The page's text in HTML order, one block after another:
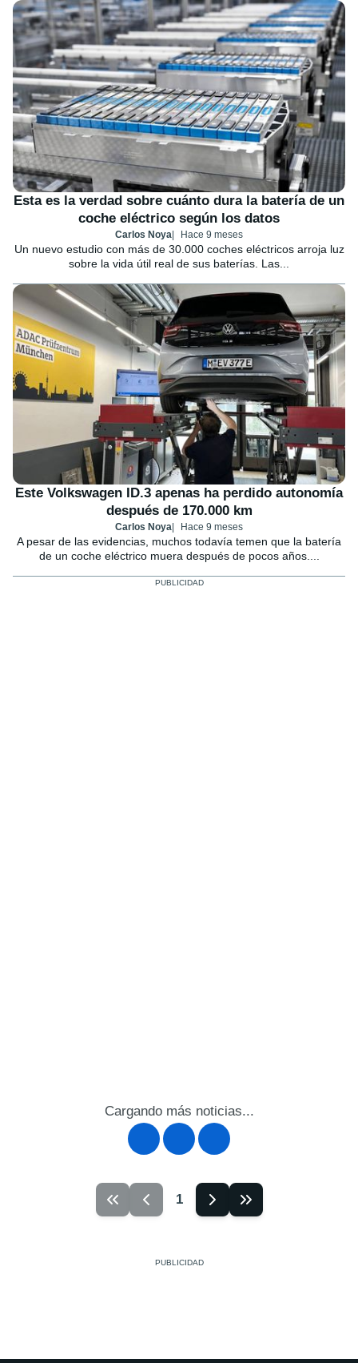
Esta es la verdad sobre cuánto dura la batería de un
coche eléctrico según los datos
Carlos Noya Hace 9 meses
Un nuevo estudio con más de 30.000 coches eléctricos arroja luz
sobre la vida útil real de sus baterías. Las...
Este Volkswagen ID.3 apenas ha perdido autonomía
después de 170.000 km
Carlos Noya Hace 9 meses
A pesar de las evidencias, muchos todavía temen que la batería
de un coche eléctrico muera después de pocos años....
Cargando más noticias...
1